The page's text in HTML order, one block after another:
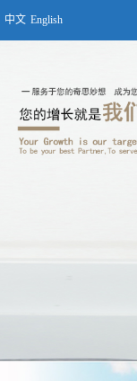
中文 English